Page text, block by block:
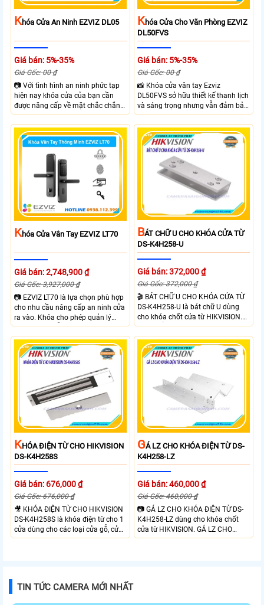
KHóa Cửa An Ninh EZVIZ DL05
Giá bán: 5%-35%
Giá Gốc: 00 ₫
📷 Với tình hình an ninh phức tạp
hiện nay khóa cửa của bạn cần
được năng cấp về mặt chắc chắn
và công nghệ giúp đảm bảo an
ninh và kiểm soát ra vào hiệu quả
hơn. Với Khóa Cửa An Ninh EZVIZ
DL05 bạn sẽ sở hữu khóa cửa với 6
hình thức mở khóa và nhiều chức
năng an ninh như Cảnh báo phá
hoại và kiểm soát ra vào từ xa
ngay trên điện thoại
KHóa Cửa Cho Văn Phòng EZVIZ
DL50FVS
Giá bán: 5%-35%
Giá Gốc: 00 ₫
📸 Khóa cửa vân tay Ezviz
DL50FVS sở hữu thiết kế thanh lịch
và sáng trọng nhưng vẫn đảm bảo
sự chắc chắn với cùng nhiều
phương thức mở cửa tiện lợi như
vân tay, mật khẩu, thẻ từ và điều
khiển từ xa qua app. Ezviz
DL50FVS hỗ trợ quản lý người
dùng cảnh báo an ninh và kiểm tra
trạng thái khóa giúp kiểm soát ra
vào từ xa qua app EZVIZ
KHóa Cửa Vân Tay EZVIZ LT70
Giá bán: 2,748,900 ₫
Giá Gốc: 3,927,000 ₫
📷 EZVIZ LT70 là lựa chọn phù hợp
cho nhu cầu nâng cấp an ninh cửa
ra vào. Khóa cho phép quản lý
người dùng dễ dàng theo dõi trạng
thái hoạt động và hỗ trợ cảnh báo
thông minh qua điện thoại. Khóa
cửa mang lại sự tiện lợi nhờ sự linh
hoạt trong cách sử dụng như vân
tay, mật khẩu và thẻ từ đảm bảo
kiểm soát ra vào hiệu quả.
BÁT CHỮ U CHO KHÓA CỬA TỪ
DS-K4H258-U
Giá bán: 372,000 ₫
Giá Gốc: 372,000 ₫
🎬 BÁT CHỮ U CHO KHÓA CỬA TỪ
DS-K4H258-U là bát chữ U dùng
cho khóa chốt cửa từ HIKVISION.
Sản phẩm được thiết kế chắc chắn,
dùng cho khóa Hikvision SH-
K5H258S/D. BÁT CHỮ U CHO
KHÓA CỬA TỪ DS-K4H258-U phù
hợp cửa ra vào, mở ra hướng về
bên trong ở góc 90 độ.
KHÓA ĐIỆN TỪ CHO HIKVISION
DS-K4H258S
Giá bán: 676,000 ₫
Giá Gốc: 676,000 ₫
🎥 KHÓA ĐIỆN TỪ CHO HIKVISION
DS-K4H258S là khóa điện từ cho 1
cửa dùng cho các loại cửa gỗ, cửa
kính, cửa kim loại, cửa chống cháy
DS-K4H258S có lực hút mạnh nên
không hề tác động đến cửa và
GÁ LZ CHO KHÓA ĐIỆN TỪ DS-
K4H258-LZ
Giá bán: 460,000 ₫
Giá Gốc: 460,000 ₫
📷 GÁ LZ CHO KHÓA ĐIỆN TỪ DS-
K4H258-LZ dùng cho khóa chốt
cửa từ HIKVISION. GÁ LZ CHO
KHÓA ĐIỆN TỪ DS-K4H258-LZ
TIN TỨC CAMERA MỚI NHẤT